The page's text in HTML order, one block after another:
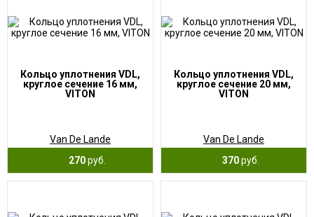
Кольцо уплотнения VDL,
круглое сечение 16 мм,
VITON
Van De Lande
270руб.
Кольцо уплотнения VDL,
круглое сечение 20 мм,
VITON
Van De Lande
370руб.